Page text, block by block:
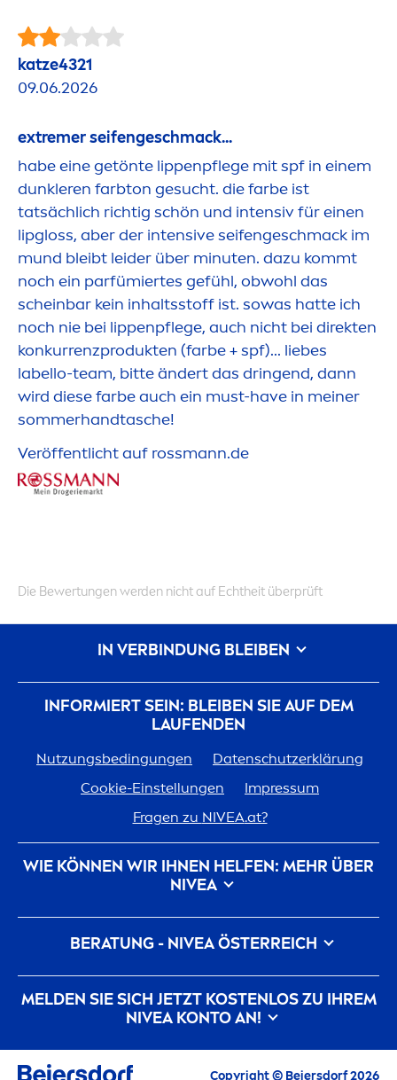
katze4321
09.06.2026
extremer seifengeschmack...
habe eine getönte lippenpflege mit spf in einem
dunkleren farbton gesucht. die farbe ist
tatsächlich richtig schön und intensiv für einen
lipgloss, aber der intensive seifengeschmack im
mund bleibt leider über minuten. dazu kommt
noch ein parfümiertes gefühl, obwohl das
scheinbar kein inhaltsstoff ist. sowas hatte ich
noch nie bei lippenpflege, auch nicht bei direkten
konkurrenzprodukten (farbe + spf)... liebes
labello-team, bitte ändert das dringend, dann
wird diese farbe auch ein must-have in meiner
sommerhandtasche!
Veröffentlicht auf rossmann.de
Die Bewertungen werden nicht auf Echtheit überprüft
INFORMIERT SEIN: BLEIBEN SIE AUF DEM
LAUFENDEN
Nutzungsbedingungen
Datenschutzerklärung
Cookie-Einstellungen
Impressum
Fragen zu NIVEA.at?
WIE KÖNNEN WIR IHNEN HELFEN: MEHR ÜBER
NIVEA
Marken-Geschichte FürNIVEAarbeiten
Nachhaltigkeit beiNIVEA Kontakt
BERATUNG - NIVEAÖSTERREICH
Pickel auf der Wange
Pickel am Rücken
Hyaluronsäure für die Haut
MELDEN SIE SICH JETZT KOSTENLOS ZU IHREM
NIVEAKONTO AN!
Alle aktuellen Highlights, Pflegetipps,
IN VERBINDUNG BLEIBEN
Copyright © Beiersdorf 2026